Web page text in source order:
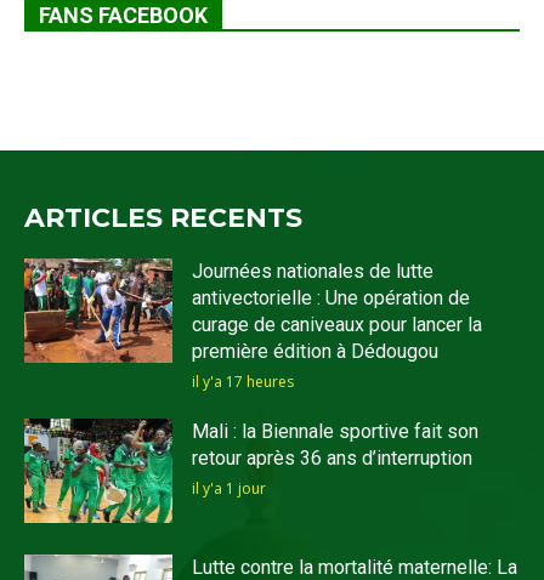
FANS FACEBOOK
ARTICLES RECENTS
Journées nationales de lutte
antivectorielle : Une opération de
curage de caniveaux pour lancer la
première édition à Dédougou
il y'a 17 heures
Mali : la Biennale sportive fait son
retour après 36 ans d’interruption
il y'a 1 jour
Lutte contre la mortalité maternelle: La